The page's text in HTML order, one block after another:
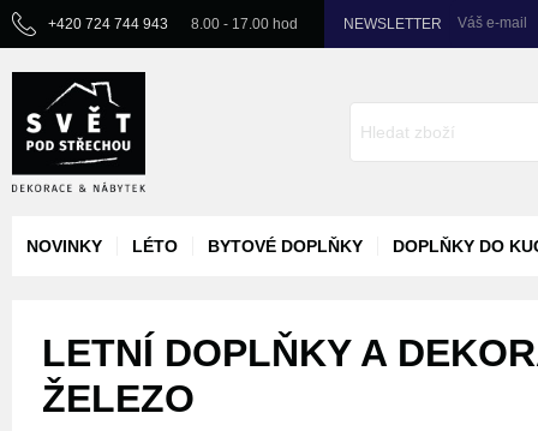
+420 724 744 943 8.00 - 17.00 hod NEWSLETTER Váš e-mail
NOVINKY LÉTO BYTOVÉ DOPLŇKY DOPLŇKY DO
LETNÍ DOPLŇKY A
ŽELEZO